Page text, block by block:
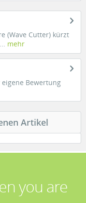
(Wave Cutter) kürzt
mehr
Bewertung
Artikel
you are